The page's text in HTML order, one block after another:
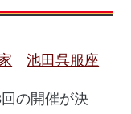
池田呉服座
の開催が決